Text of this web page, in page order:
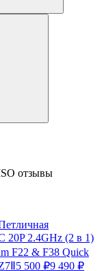
отзывы
20P 2.4GHz (2 в 1)
F22 & F38 Quick
5 500 ₽9 490 ₽